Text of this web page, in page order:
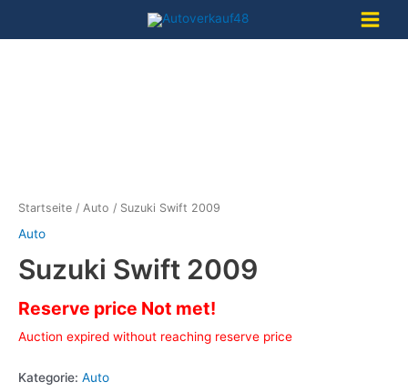
Main
Startseite / Auto / Suzuki Swift 2009
Auto
Suzuki Swift 2009
Reserve price Not met!
Auction expired without reaching reserve price
Kategorie: Auto